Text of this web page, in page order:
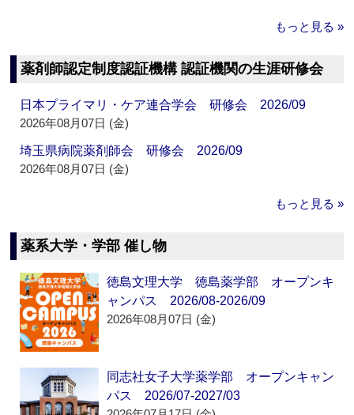
もっと見る »
薬剤師認定制度認証機構 認証機関の生涯研修会
日本プライマリ・ケア連合学会 研修会 2026/09
2026年08月07日 (金)
埼玉県病院薬剤師会 研修会 2026/09
2026年08月07日 (金)
もっと見る »
薬系大学・学部 催し物
徳島文理大学 徳島薬学部 オープンキ
ャンパス 2026/08-2026/09
2026年08月07日 (金)
同志社女子大学薬学部 オープンキャン
パス 2026/07-2027/03